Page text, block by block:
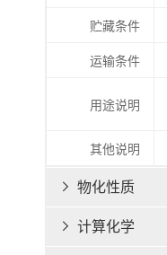
贮藏条件
运输条件
用途说明
其他说明
物化性质

计算化学
